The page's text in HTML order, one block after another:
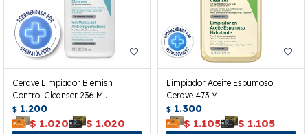
Cerave Limpiador Blemish
Control Cleanser 236 Ml.
$ 1.200
$ 1.020 $ 1.020
Limpiador Aceite Espumoso
Cerave 473 Ml.
$ 1.300
$ 1.105 $ 1.105